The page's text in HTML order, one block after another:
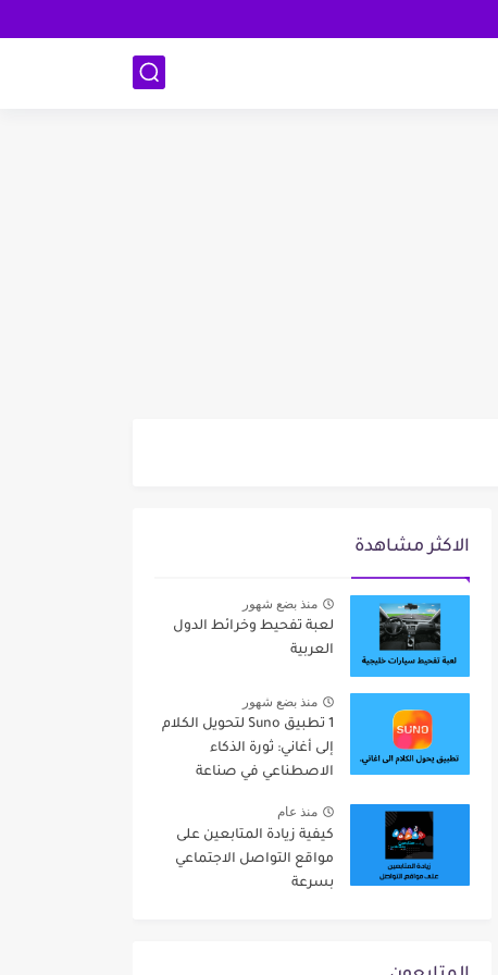
الاكثر مشاهدة
منذ بضع شهور
لعبة تفحيط وخرائط الدول
العربية
منذ بضع شهور
1 تطبيق Suno لتحويل الكلام
إلى أغاني: ثورة الذكاء
الاصطناعي في صناعة
منذ عام
كيفية زيادة المتابعين على
مواقع التواصل الاجتماعي
بسرعة